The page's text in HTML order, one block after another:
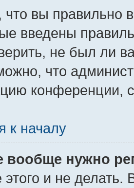
что вы правильно
введены
не был ли
что
конференции,
к началу
вообще нужно
и не делать.